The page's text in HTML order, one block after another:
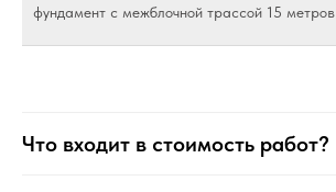
фундамент с межблочной трассой 15 метров
Что входит в стоимость работ?